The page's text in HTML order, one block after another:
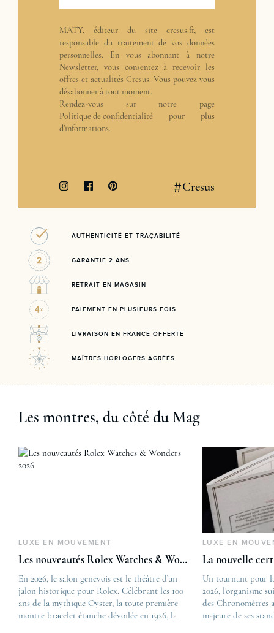
MATY, éditeur du site cresus.fr, est
responsable du traitement de vos données
personnelles. En vous abonnant à notre
Newsletter, vous consentez à recevoir les
offres et actualités Cresus. Vous pouvez vous
désabonner à tout moment.
Rendez-vous sur notre page
Politique de confidentialité pour plus
d’informations.
#Cresus
AUTHENTICITÉ ET TRAÇABILITÉ
GARANTIE 2 ANS
RETRAIT EN MAGASIN
PAIEMENT EN PLUSIEURS FOIS
LIVRAISON EN FRANCE OFFERTE
MAÎTRES HORLOGERS AGRÉÉS
Les montres, du côté du Mag
LUXE EN MOUVEMENT
Les nouveautés Rolex Watches & Wonders 2026
En 2026, le salon genevois est le théâtre d’un
jalon historique pour Rolex. Célébrant les 100
ans de la mythique Oyster, la toute première
montre bracelet étanche dévoilée en 1926, la
The post
Les nouveautés
first appeared on
Lovetime
LUXE EN
La nouvelle
Un tournant pour
2026, l’organisme
des Chronomètres
majeure de ses